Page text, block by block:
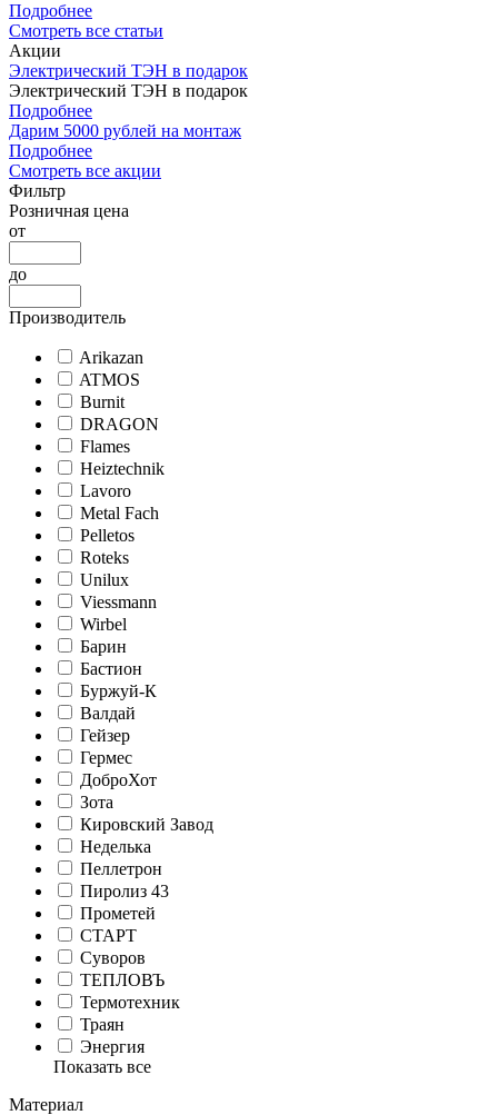
Подробнее
Смотреть все статьи
Акции
Электрический ТЭН в подарок
Электрический ТЭН в подарок
Подробнее
Дарим 5000 рублей на монтаж
Подробнее
Смотреть все акции
Фильтр
Розничная цена
от
до
Производитель
Arikazan
ATMOS
Burnit
DRAGON
Flames
Heiztechnik
Lavoro
Metal Fach
Pelletos
Roteks
Unilux
Viessmann
Wirbel
Барин
Бастион
Буржуй-К
Валдай
Гейзер
Гермес
ДоброХот
Зота
Кировский Завод
Неделька
Пеллетрон
Пиролиз 43
Прометей
СТАРТ
Суворов
ТЕПЛОВЪ
Термотехник
Траян
Энергия
Показать все
Материал